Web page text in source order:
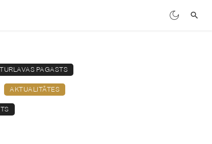
TURLAVAS PAGASTS
AKTUALITĀTES